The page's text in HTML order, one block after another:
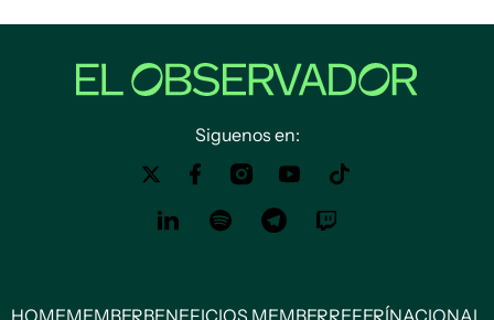
Siguenos en: